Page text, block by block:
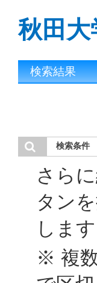
秋田大
検索結果
検索条件
さら
タン
します
※ 複